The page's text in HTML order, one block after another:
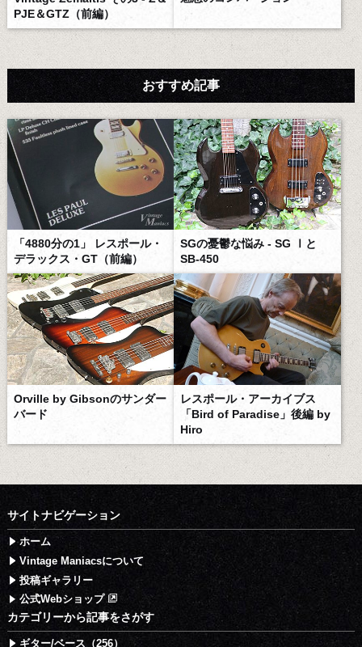
PJE＆GTZ（前編）
おすすめ記事
「4880分の1」 レスポール・
デラックス・GT（前編）
SGの憂鬱な悩み - SG Ⅰと
SB-450
Orville by Gibsonのサンダー
バード
レスポール・アーカイブス
「Bird of Paradise」後編 by
Hiro
サイトナビゲーション
ホーム
Vintage Maniacsについて
投稿ギャラリー
公式Webショップ
カテゴリーから記事をさがす
ギター/ベース（256）